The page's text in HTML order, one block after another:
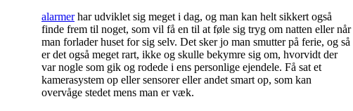
alarmerhar udviklet sig meget i dag, og man kan helt sikkert også
finde frem til noget, som vil få en til at føle sig tryg om natten eller når
man forlader huset for sig selv. Det sker jo man smutter på ferie, og så
er det også meget rart, ikke og skulle bekymre sig om, hvorvidt der
var nogle som gik og rodede i ens personlige ejendele. Få sat et
kamerasystem op eller sensorer eller andet smart op, som kan
overvåge stedet mens man er væk.